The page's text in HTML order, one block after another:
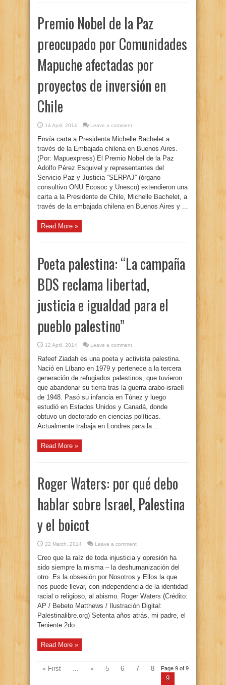
Premio Nobel de la Paz
preocupado por Comunidades
Mapuche afectadas por
proyectos de inversión en
Chile
14 April, 2014 Leave a comment
Envía carta a Presidenta Michelle Bachelet a
través de la Embajada chilena en Buenos Aires.
(Por: Mapuexpress) El Premio Nobel de la Paz
Adolfo Pérez Esquivel y representantes del
Servicio Paz y Justicia “SERPAJ” (órgano
consultivo ONU Ecosoc y Unesco) extendieron una
carta a la Presidente de Chile, Michelle Bachelet, a
través de la embajada chilena en Buenos Aires y ...
Read More »
Poeta palestina: “La campaña
BDS reclama libertad,
justicia e igualdad para el
pueblo palestino”
12 April, 2014 Leave a comment
Rafeef Ziadah es una poeta y activista palestina.
Nació en Líbano en 1979 y pertenece a la tercera
generación de refugiados palestinos, que tuvieron
que abandonar su tierra tras la guerra arabo-israelí
de 1948. Pasó su infancia en Túnez y luego
estudió en Estados Unidos y Canadá, donde
obtuvo un doctorado en ciencias políticas.
Actualmente trabaja en Londres para la ...
Read More »
Roger Waters: por qué debo
hablar sobre Israel, Palestina
y el boicot
22 March, 2014 Leave a comment
Creo que la raíz de toda injusticia y opresión ha
sido siempre la misma – la deshumanización del
otro. Es la obsesión por Nosotros y Ellos la que
nos puede llevar, con independencia de la identidad
racial o religioso, al abismo. Roger Waters (Crédito:
AP / Bebeto Matthews / Ilustración Digital:
Palestinalibre.org) Setenta años atrás, mi padre, el
Teniente 2do ...
Read More »
Page 9 of 9
« First ... « 5 6 7
8
9